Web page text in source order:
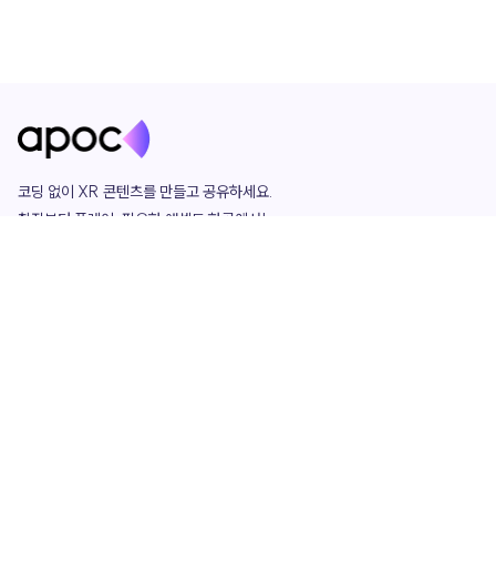
코딩 없이 XR 콘텐츠를 만들고 공유하세요.
창작부터 플레이, 필요한 애셋도 한곳에서!